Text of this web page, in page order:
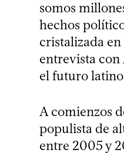
somos
hechos
cristalizada
entrevista con
el futuro
A comienzos
populista de
entre 2005 y